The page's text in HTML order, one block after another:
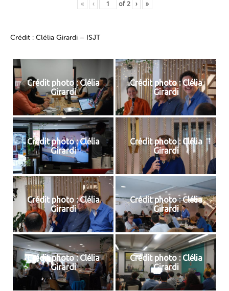
« ‹ of 2 › »
Crédit : Clélia Girardi – ISJT
Crédit photo : Clélia
Girardi
Crédit photo : Clélia
Girardi
Crédit photo : Clélia
Girardi
Crédit photo : Clélia
Girardi
Crédit photo : Clélia
Girardi
Crédit photo : Clélia
Girardi
Crédit photo : Clélia
Girardi
Crédit photo : Clélia
Girardi